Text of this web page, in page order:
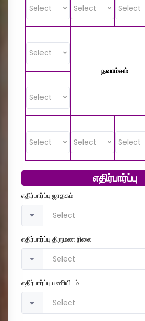
Select Select Select
Select
நவாம்சம்
Select
Select Select Select
எதிர்பார்ப்பு
எதிர்பார்ப்பு ஜாதகம்
Select
எதிர்பார்ப்பு திருமண நிலை
Select
எதிர்பார்ப்பு பணியிடம்
Select